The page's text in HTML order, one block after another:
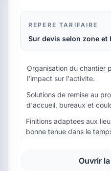
REPERE TARIFAIRE
Sur devis selon zone et
Organisation du chantier
l'impact sur l'activite.
Solutions de remise au
d'accueil, bureaux et
Finitions adaptees aux
bonne tenue dans le
Ouvrir